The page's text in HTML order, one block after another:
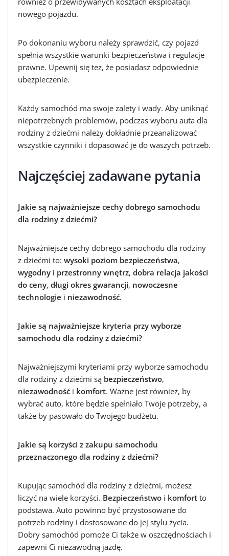
nowego pojazdu.
Po dokonaniu wyboru należy sprawdzić, czy pojazd
spełnia wszystkie warunki bezpieczeństwa i regulacje
prawne. Upewnij się też, że posiadasz odpowiednie
ubezpieczenie.
Każdy samochód ma swoje zalety i wady. Aby uniknąć
niepotrzebnych problemów, podczas wyboru auta dla
rodziny z dziećmi należy dokładnie przeanalizować
wszystkie czynniki i dopasować je do waszych potrzeb.
Najczęściej zadawane pytania
Jakie są najważniejsze cechy dobrego samochodu
dla rodziny z dziećmi?
Najważniejsze cechy dobrego samochodu dla rodziny
z dziećmi to: wysoki poziom bezpieczeństwa,
wygodny i przestronny wnętrz, dobra relacja jakości
do ceny, długi okres gwarancji, nowoczesne
technologie i niezawodność.
Jakie są najważniejsze kryteria przy wyborze
samochodu dla rodziny z dziećmi?
Najważniejszymi kryteriami przy wyborze samochodu
dla rodziny z dziećmi są bezpieczeństwo,
niezawodność i komfort. Ważne jest również, by
wybrać auto, które będzie spełniało Twoje potrzeby, a
także by pasowało do Twojego budżetu.
Jakie są korzyści z zakupu samochodu
przeznaczonego dla rodziny z dziećmi?
Kupując samochód dla rodziny z dziećmi, możesz
liczyć na wiele korzyści. Bezpieczeństwo i komfort to
podstawa. Auto powinno być przystosowane do
potrzeb rodziny i dostosowane do jej stylu życia.
Dobry samochód pomoże Ci także w oszczędnościach i
zapewni Ci niezawodną jazdę.